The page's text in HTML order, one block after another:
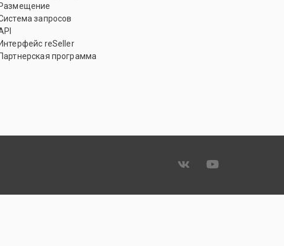
Размещение
запросов
Интерфейс reSeller
Партнерская программа